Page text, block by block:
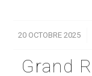
20 OCTOBRE 2025
/
Grand